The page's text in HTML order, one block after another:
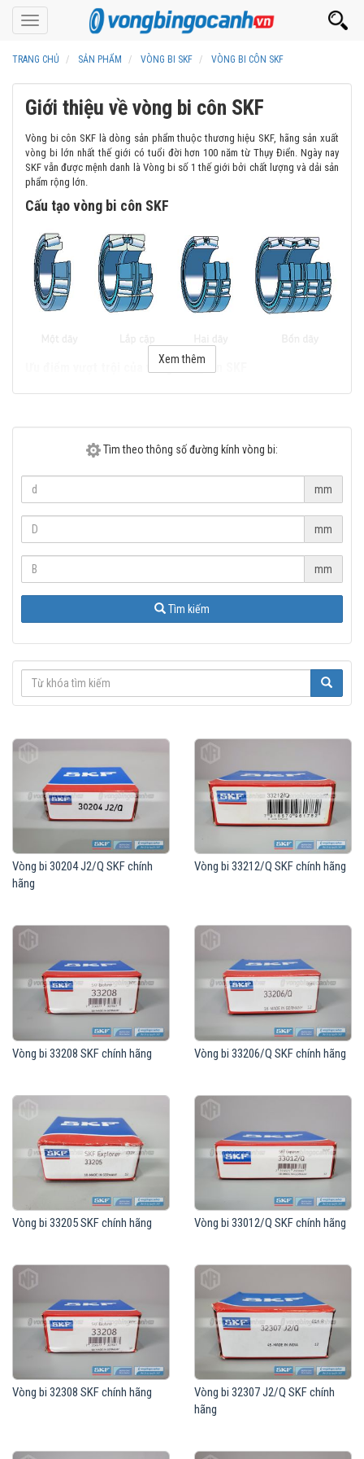
Toggle
navigation
TRANG CHỦ SẢN PHẨM VÒNG BI SKF VÒNG BI CÔN SKF
Giới thiệu về vòng bi côn SKF
Vòng bi côn SKF là dòng sản phẩm thuộc thương hiệu SKF, hãng sản xuất
vòng bi lớn nhất thế giới có tuổi đời hơn 100 năm từ Thụy Điển. Ngày nay
SKF vẫn được mệnh danh là Vòng bi số 1 thế giới bởi chất lượng và dải sản
phẩm rộng lớn.
Cấu tạo vòng bi côn SKF
Ưu điểm vượt trội của vòng bi côn SKF
Ứng dụng của vòng bi côn SKF
Báo giá vòng bi côn SKF
Vòng bi bạc đạn côn SKF có giá bán theo từng model cụ thể, vui lòng liên
hệ với chúng tôi để có báo giá chính xác nhất.
Mua Vòng bi côn SKF chính hãng ở đâu
Vòng bi Ngọc Anhlà đại lý ủy quyền chính hãng của SKF, Mua hàng tại
Vòng bi Ngọc Anh với giá cả cạnh tranh, sản phẩm chính hãng, Bảo hành
chính hãng.
Xem thêm
Tìm theo thông số đường kính vòng bi:
mm
mm
mm
Tìm kiếm
Vòng bi 30204 J2/Q SKF chính
hãng
Vòng bi 33212/Q SKF chính hãng
Vòng bi 33208 SKF chính hãng Vòng bi 33206/Q SKF chính hãng
Vòng bi 33205 SKF chính hãng Vòng bi 33012/Q SKF chính hãng
Vòng bi 32308 SKF chính hãng
Vòng bi 32307 J2/Q SKF chính
hãng